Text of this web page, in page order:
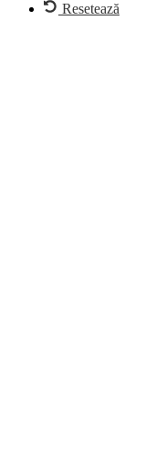
Resetează